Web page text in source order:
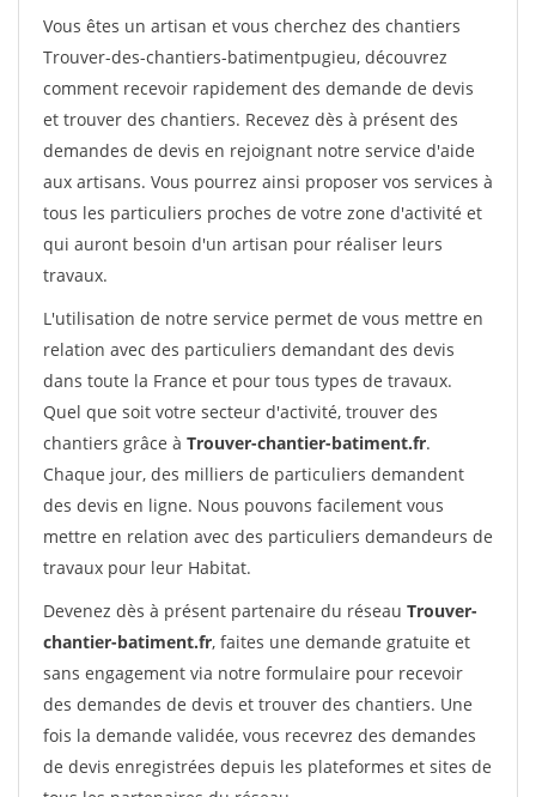
Vous êtes un artisan et vous cherchez des chantiers
Trouver-des-chantiers-batimentpugieu, découvrez
comment recevoir rapidement des demande de devis
et trouver des chantiers. Recevez dès à présent des
demandes de devis en rejoignant notre service d'aide
aux artisans. Vous pourrez ainsi proposer vos services à
tous les particuliers proches de votre zone d'activité et
qui auront besoin d'un artisan pour réaliser leurs
travaux.
L'utilisation de notre service permet de vous mettre en
relation avec des particuliers demandant des devis
dans toute la France et pour tous types de travaux.
Quel que soit votre secteur d'activité, trouver des
chantiers grâce à Trouver-chantier-batiment.fr.
Chaque jour, des milliers de particuliers demandent
des devis en ligne. Nous pouvons facilement vous
mettre en relation avec des particuliers demandeurs de
travaux pour leur Habitat.
Devenez dès à présent partenaire du réseau Trouver-
chantier-batiment.fr, faites une demande gratuite et
sans engagement via notre formulaire pour recevoir
des demandes de devis et trouver des chantiers. Une
fois la demande validée, vous recevrez des demandes
de devis enregistrées depuis les plateformes et sites de